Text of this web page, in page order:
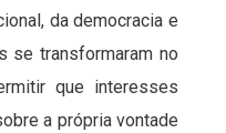
da democracia e
se transformaram no
que interesses
a própria vontade